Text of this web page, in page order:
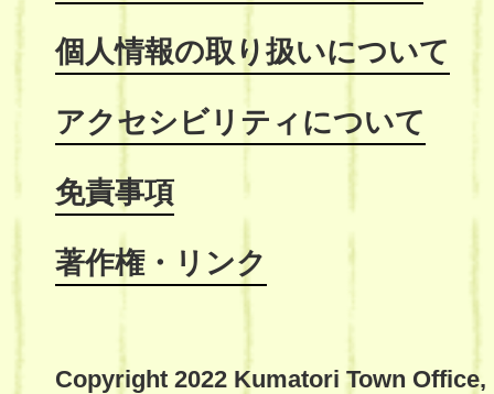
個人情報の取り扱いについて
アクセシビリティについて
免責事項
著作権・リンク
Copyright 2022 Kumatori Town Office,